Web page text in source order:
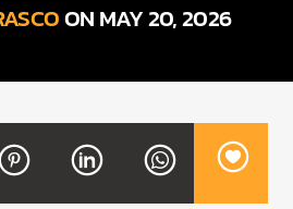
ON MAY 20, 2026